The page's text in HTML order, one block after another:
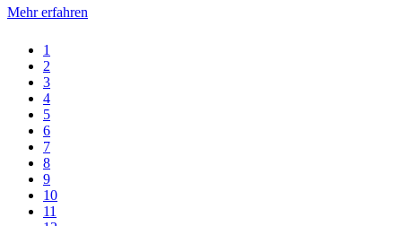
Mehr erfahren
1
2
3
4
5
6
7
8
9
10
11